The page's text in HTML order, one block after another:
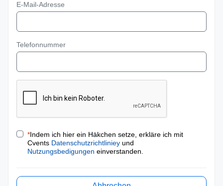
E-Mail-Adresse
Telefonnummer
*Indem ich hier ein Häkchen setze, erkläre ich mit
Cvents Datenschutzrichtliniey und
Nutzungsbedigungen einverstanden.